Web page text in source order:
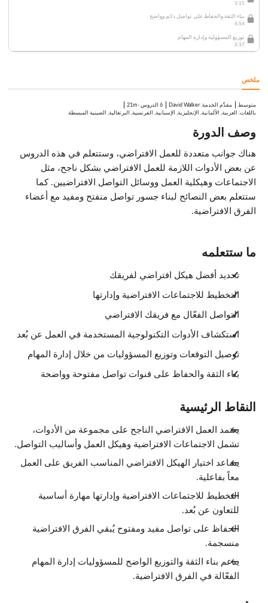
3:15
بناء الثقة والحفاظ على تواصل دائم وواضح
6:54
توزيع المسؤولية وإدارة المهام
2:37
ملخص
متوسط مقدِّم الخدمة:
David Walker 6 الدروس ·
21m
باللغات: العربية, الألمانية, الإنجليزية, الإسبانية, الفرنسية, البرتغالية, الصينية المبسطة
وصف الدورة
هناك جوانب متعددة للعمل الافتراضي، وستتعلم في هذه الدروس
عن بعض الأدوات اللازمة للعمل الافتراضي بشكل ناجح، مثل
الاجتماعات وهيكلية العمل ووسائل التواصل الافتراضيين. كما
ستتعلم بعض النصائح لبناء جسور تواصل منفتح ومفيد مع أعضاء
الفرق الافتراضية.
ما ستتعلمه
تحديد أفضل هيكل افتراضي لفريقك
التخطيط للاجتماعات الافتراضية وإدارتها
التواصل الفعّال مع فريقك الافتراضي
استكشاف الأدوات التكنولوجية المستخدمة في العمل عن بُعد
توصيل التوقعات وتوزيع المسؤوليات من خلال إدارة المهام
بناء الثقة والحفاظ على قنوات تواصل مفتوحة وواضحة
النقاط الرئيسية
يعتمد العمل الافتراضي الناجح على مجموعة من الأدوات،
تشمل الاجتماعات الافتراضية وهيكل العمل وأساليب التواصل.
يساعد اختيار الهيكل الافتراضي المناسب الفريق على العمل
معاً بفاعلية.
التخطيط للاجتماعات الافتراضية وإدارتها مهارة أساسية
للتعاون عن بُعد.
الحفاظ على تواصل مفيد ومفتوح يُبقي الفرق الافتراضية
منسجمة.
يدعم بناء الثقة والتوزيع الواضح للمسؤوليات إدارة المهام
الفعّالة في الفرق الافتراضية.